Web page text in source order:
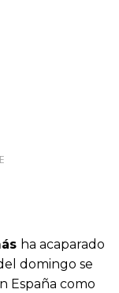
ha acaparado
domingo se
España como